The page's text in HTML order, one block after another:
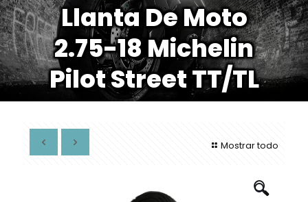
Llanta De Moto
2.75-18 Michelin
Pilot Street TT/TL
Mostrar todo
🔍